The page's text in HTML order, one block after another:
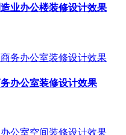
业办公楼装修设计效果
办公室装修设计效果